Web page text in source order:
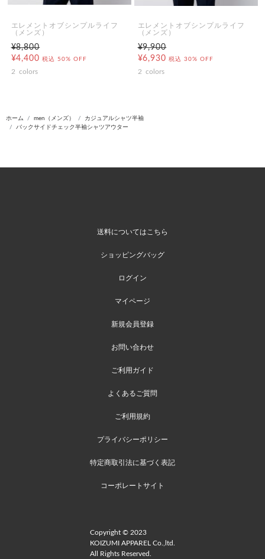
エレメントオブシンプルライフ
（メンズ）
¥8,800
¥4,400 税込 50% OFF
2 colors
エレメントオブシンプルライフ
（メンズ）
¥9,900
¥6,930 税込 30% OFF
2 colors
ホーム men（メンズ）
カジュアルシャツ半袖
バックサイドチェック半袖シャツアウター
送料についてはこちら
ショッピングバッグ
ログイン
マイページ
新規会員登録
お問い合わせ
ご利用ガイド
よくあるご質問
ご利用規約
プライバシーポリシー
特定商取引法に基づく表記
コーポレートサイト
Copyright © 2023
KOIZUMI APPAREL Co.,ltd.
All Rights Reserved.